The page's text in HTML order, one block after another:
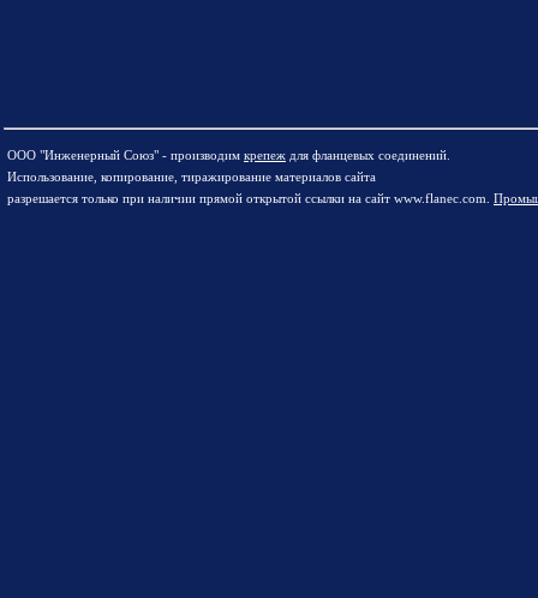
ООО "Инженерный Союз" - производим крепеж для фланцевых соединений.
Использование, копирование, тиражирование материалов сайта
разрешается только при наличии прямой открытой ссылки на сайт www.flanec.com.